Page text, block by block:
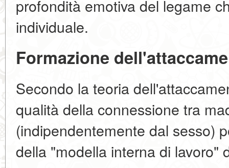
profondità emotiva del legame
individuale.
Formazione
Secondo la teoria
qualità della connessione tra
(indipendentemente dal sesso)
della "modella interna di lavoro"